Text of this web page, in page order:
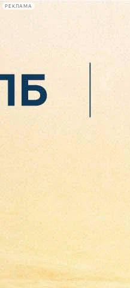
РЕКЛАМА
Сегодня: